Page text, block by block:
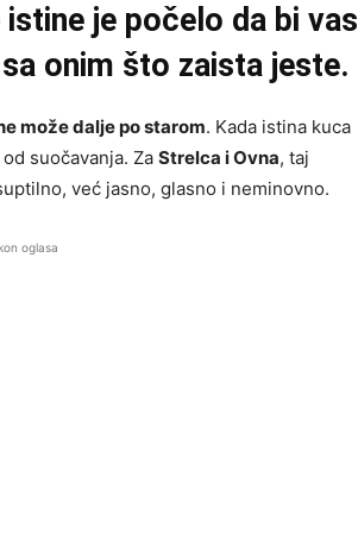
je počelo da bi vas
onim što zaista jeste.
može dalje po starom. Kada istina kuca
suočavanja. Za Strelca i Ovna, taj
već jasno, glasno i neminovno.
oglasa